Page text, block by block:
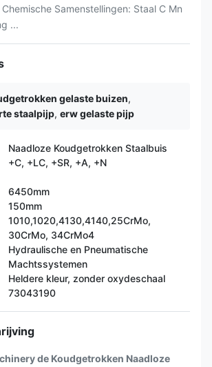
Samenstellingen: Staal C Mn
...
gelaste buizen,
staalpijp, erw gelaste pijp
Naadloze Koudgetrokken Staalbuis
+C, +LC, +SR, +A, +N
6450mm
150mm
1010,1020,4130,4140,25CrMo,
30CrMo, 34CrMo4
Hydraulische en Pneumatische
Machtssystemen
Heldere kleur, zonder oxydeschaal
73043190
de Koudgetrokken Naadloze